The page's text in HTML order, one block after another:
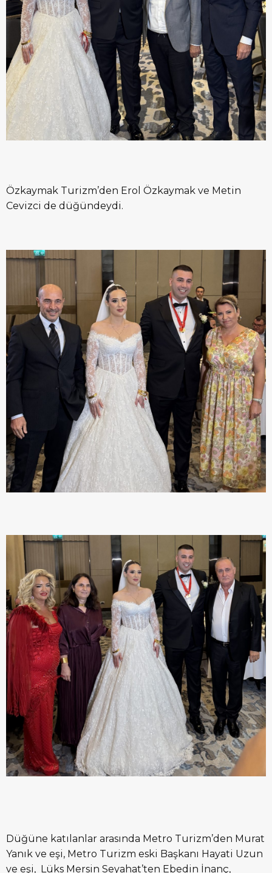
Özkaymak Turizm’den Erol Özkaymak ve Metin
Cevizci de düğündeydi.
Düğüne katılanlar arasında Metro Turizm’den Murat
Yanık ve eşi, Metro Turizm eski Başkanı Hayati Uzun
ve eşi, Lüks Mersin Seyahat’ten Ebedin İnanç,